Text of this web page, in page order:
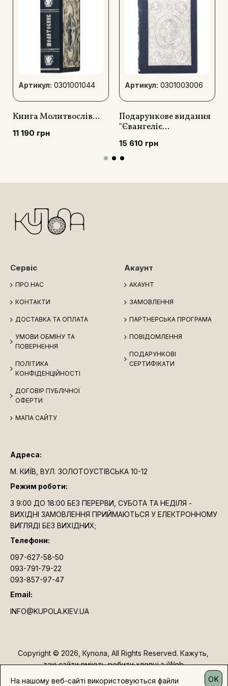
Артикул: 0301001044
Книга Молитвослів...
11 190 грн
Артикул: 0301003006
Подарункове видання
"Євангеліє...
15 610 грн
Сервіс
ПРО НАС
КОНТАКТИ
ДОСТАВКА ТА ОПЛАТА
УМОВИ ОБМІНУ ТА
ПОВЕРНЕННЯ
ПОЛІТИКА
КОНФІДЕНЦІЙНОСТІ
ДОГОВІР ПУБЛІЧНОЇ
ОФЕРТИ
МАПА САЙТУ
Акаунт
АКАУНТ
ЗАМОВЛЕННЯ
ПАРТНЕРСЬКА ПРОГРАМА
ПОВІДОМЛЕННЯ
ПОДАРУНКОВІ
СЕРТИФІКАТИ
Адреса:
М. КИЇВ, ВУЛ. ЗОЛОТОУСТІВСЬКА 10-12
Режим роботи:
З 9:00 ДО 18:00 БЕЗ ПЕРЕРВИ, СУБОТА ТА НЕДІЛЯ -
ВИХІДНІ ЗАМОВЛЕННЯ ПРИЙМАЮТЬСЯ У ЕЛЕКТРОННОМУ
ВИГЛЯДІ БЕЗ ВИХІДНИХ;
Телефони:
097-627-58-50
093-791-79-22
093-857-97-47
Email:
INFO@KUPOLA.KIEV.UA
Copyright © 2026, Купола, All Rights Reserved. Кажуть,
такі сайти вміють робити хлопці з iWeb.
OK
На нашому веб-сайті використовуються файли